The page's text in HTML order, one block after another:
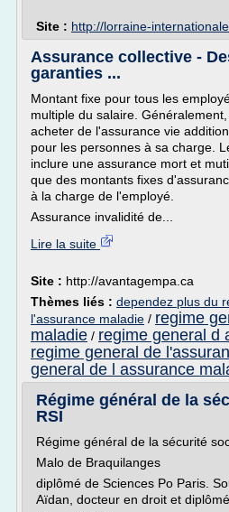
Site : http://lorraine-
Assurance collective -
garanties ...
Montant fixe pour tous les
multiple du salaire.
acheter de l'assurance vie
pour les personnes à sa charge.
inclure une assurance mort et
que des montants fixes
à la charge de l'employé.
Assurance invalidité de...
Lire la suite
Site : http://avantagempa.ca
Thèmes liés : dependez plus du
l'assurance maladie / regime
maladie / regime general d
regime general de
general de l assurance
Régime général de la
RSI
Régime général de la sécurité
Malo de Braquilanges
diplômé de Sciences Po Paris.
Aïdan, docteur en droit et